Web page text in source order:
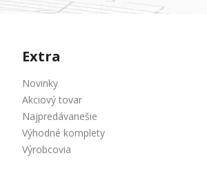
Extra
Novinky
Akciový tovar
Najpredávanešie
Výhodné komplety
Výrobcovia